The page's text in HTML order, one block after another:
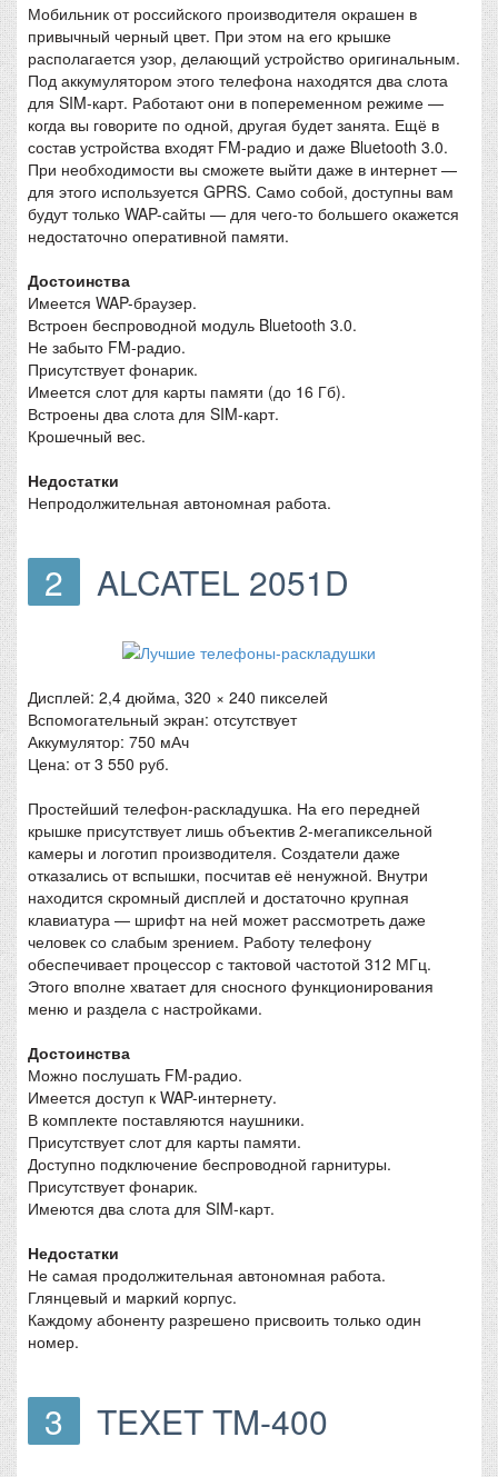
Мобильник от российского производителя окрашен в
привычный черный цвет. При этом на его крышке
располагается узор, делающий устройство оригинальным.
Под аккумулятором этого телефона находятся два слота
для SIM-карт. Работают они в попеременном режиме —
когда вы говорите по одной, другая будет занята. Ещё в
состав устройства входят FM-радио и даже Bluetooth 3.0.
При необходимости вы сможете выйти даже в интернет —
для этого используется GPRS. Само собой, доступны вам
будут только WAP-сайты — для чего-то большего окажется
недостаточно оперативной памяти.
Достоинства
Имеется WAP-браузер.
Встроен беспроводной модуль Bluetooth 3.0.
Не забыто FM-радио.
Присутствует фонарик.
Имеется слот для карты памяти (до 16 Гб).
Встроены два слота для SIM-карт.
Крошечный вес.
Недостатки
Непродолжительная автономная работа.
2 ALCATEL 2051D
Дисплей: 2,4 дюйма, 320 × 240 пикселей
Вспомогательный экран: отсутствует
Аккумулятор: 750 мАч
Цена: от 3 550 руб.
Простейший телефон-раскладушка. На его передней
крышке присутствует лишь объектив 2-мегапиксельной
камеры и логотип производителя. Создатели даже
отказались от вспышки, посчитав её ненужной. Внутри
находится скромный дисплей и достаточно крупная
клавиатура — шрифт на ней может рассмотреть даже
человек со слабым зрением. Работу телефону
обеспечивает процессор с тактовой частотой 312 МГц.
Этого вполне хватает для сносного функционирования
меню и раздела с настройками.
Достоинства
Можно послушать FM-радио.
Имеется доступ к WAP-интернету.
В комплекте поставляются наушники.
Присутствует слот для карты памяти.
Доступно подключение беспроводной гарнитуры.
Присутствует фонарик.
Имеются два слота для SIM-карт.
Недостатки
Не самая продолжительная автономная работа.
Глянцевый и маркий корпус.
Каждому абоненту разрешено присвоить только один
номер.
3 TEXET TM-400